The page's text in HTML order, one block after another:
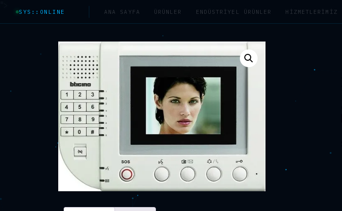
SYS::ONLINE ANA SAYFA ÜRÜNLER ENDÜSTRIYEL ÜRÜNLER HIZMETLERIMIZ